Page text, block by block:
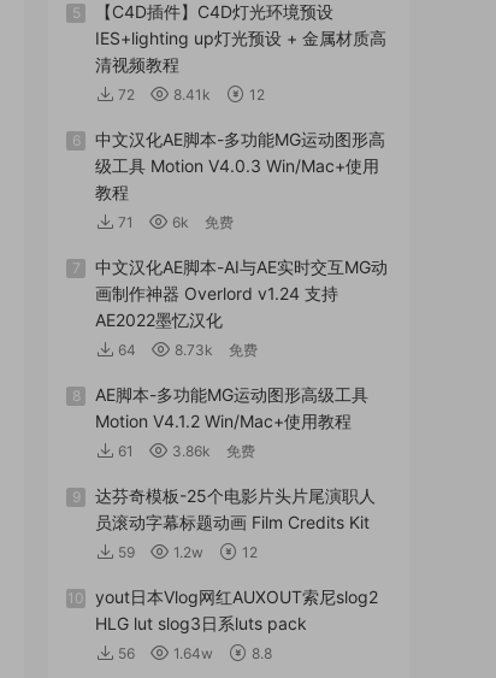
5
【C4D插件】C4D灯光环境预设
IES+lighting up灯光预设 + 金属材质高
清视频教程
72 8.41k 12
6
中文汉化AE脚本-多功能MG运动图形高
级工具 Motion V4.0.3 Win/Mac+使用
教程
71 6k 免费
7
中文汉化AE脚本-AI与AE实时交互MG动
画制作神器 Overlord v1.24 支持
AE2022墨忆汉化
64 8.73k 免费
8
AE脚本-多功能MG运动图形高级工具
Motion V4.1.2 Win/Mac+使用教程
61 3.86k 免费
9
达芬奇模板-25个电影片头片尾演职人
员滚动字幕标题动画 Film Credits Kit
59 1.2w 12
10
yout日本Vlog网红AUXOUT索尼slog2
HLG lut slog3日系luts pack
56 1.64w 8.8